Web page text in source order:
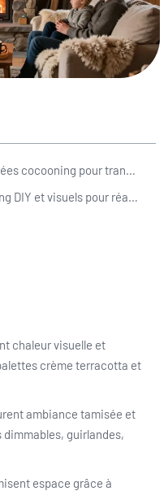
Le guide complet des neuf idées cocooning pour transformer un petit chalet en havre chaleureux.
La sélection pratique shopping DIY et visuels pour réaliser un petit chalet cocooning sans fausse note.
chaleur visuelle et
crème terracotta et
ambiance tamisée et
guirlandes,
espace grâce à